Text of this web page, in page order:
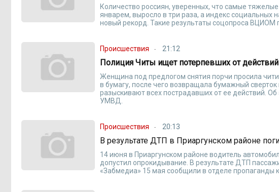
Количество россиян, уверенных, что самые
январем, выросло в три раза, а индекс социальных
новый рекорд. Такие результаты соцопроса ВЦИОМ
Происшествия 21:12
Полиция Читы ищет потерпевших от
Женщина под предлогом снятия порчи просила
в бумагу, после чего возвращала бумажный
разыскивают всех пострадавших от ее действий.
УМВД.
Происшествия 20:13
В результате ДТП в Приаргунском районе
14 июня в Приаргунском районе водитель
допустил опрокидывание. В результате ДТП
«Забмедиа» 15 мая сообщили в отделе пропаганды